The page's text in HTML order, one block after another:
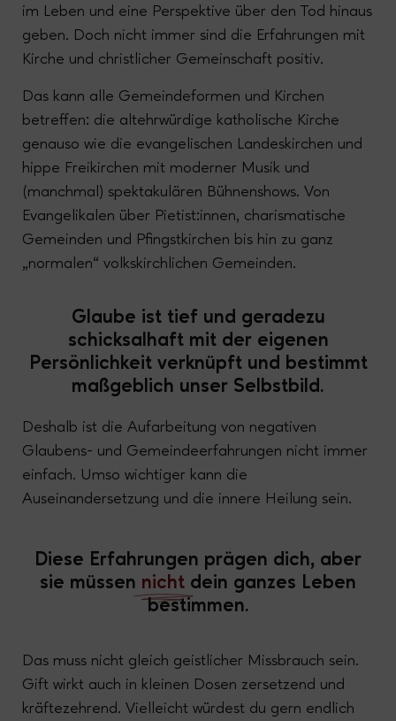
im Leben und eine Perspektive über den Tod hinaus
geben. Doch nicht immer sind die Erfahrungen mit
Kirche und christlicher Gemeinschaft positiv.
Das kann alle Gemeindeformen und Kirchen
betreffen: die altehrwürdige katholische Kirche
genauso wie die evangelischen Landeskirchen und
hippe Freikirchen mit moderner Musik und
(manchmal) spektakulären Bühnenshows. Von
Evangelikalen über Pietist:innen, charismatische
Gemeinden und Pfingstkirchen bis hin zu ganz
„normalen“ volkskirchlichen Gemeinden.
Glaube ist tief und geradezu
schicksalhaft mit der eigenen
Persönlichkeit verknüpft und bestimmt
maßgeblich unser Selbstbild.
Deshalb ist die Aufarbeitung von negativen
Glaubens- und Gemeindeerfahrungen nicht immer
einfach. Umso wichtiger kann die
Auseinandersetzung und die innere Heilung sein.
Diese Erfahrungen prägen dich, aber
sie müssen nicht dein ganzes Leben
bestimmen.
Das muss nicht gleich geistlicher Missbrauch sein.
Gift wirkt auch in kleinen Dosen zersetzend und
kräftezehrend. Vielleicht würdest du gern endlich